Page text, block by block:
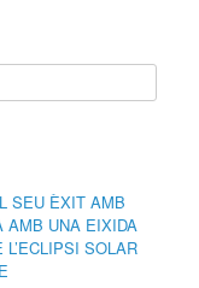
SEU ÈXIT AMB
AMB UNA EIXIDA
SOLAR